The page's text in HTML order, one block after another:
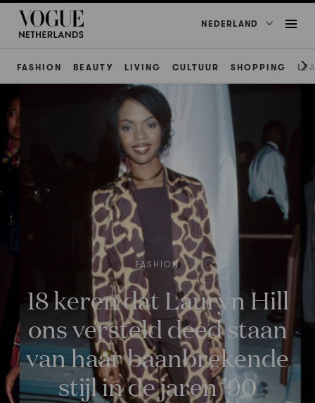
NEDERLAND
FASHION BEAUTY LIVING CULTUUR SHOPPING
FASHION
18 keren dat Lauryn Hill
ons versteld deed staan
van haar baanbrekende
stijl in de jaren ’90